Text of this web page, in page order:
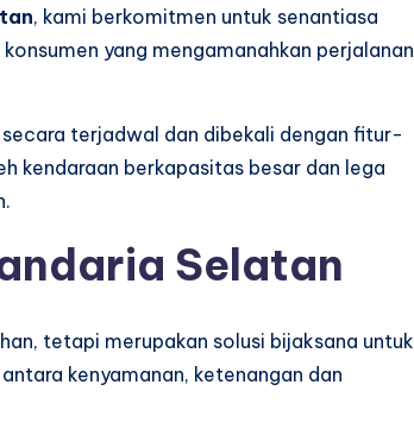
, kami berkomitmen untuk senantiasa
yang mengamanahkan perjalanan
terjadwal dan dibekali dengan fitur-
kendaraan berkapasitas besar dan lega
Selatan
tetapi merupakan solusi bijaksana untuk
kenyamanan, ketenangan dan